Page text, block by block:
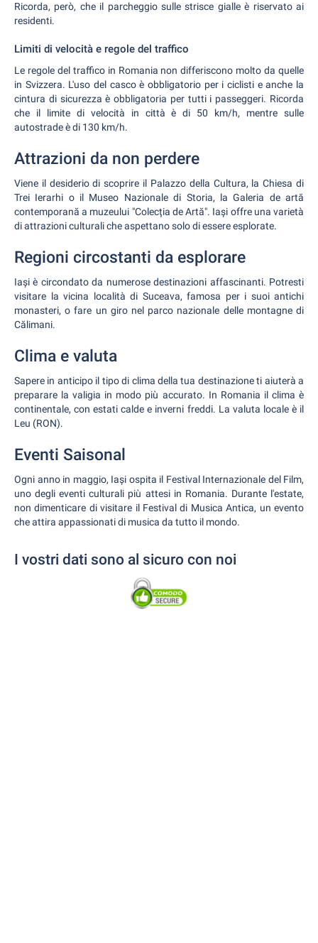
Ricorda, però, che il parcheggio sulle strisce gialle è riservato ai
residenti.
Limiti di velocità e regole del traffico
Le regole del traffico in Romania non differiscono molto da quelle
in Svizzera. L'uso del casco è obbligatorio per i ciclisti e anche la
cintura di sicurezza è obbligatoria per tutti i passeggeri. Ricorda
che il limite di velocità in città è di 50 km/h, mentre sulle
autostrade è di 130 km/h.
Attrazioni da non perdere
Viene il desiderio di scoprire il Palazzo della Cultura, la Chiesa di
Trei Ierarhi o il Museo Nazionale di Storia, la Galeria de artă
contemporană a muzeului "Colecția de Artă". Iași offre una varietà
di attrazioni culturali che aspettano solo di essere esplorate.
Regioni circostanti da esplorare
Iași è circondato da numerose destinazioni affascinanti. Potresti
visitare la vicina località di Suceava, famosa per i suoi antichi
monasteri, o fare un giro nel parco nazionale delle montagne di
Călimani.
Clima e valuta
Sapere in anticipo il tipo di clima della tua destinazione ti aiuterà a
preparare la valigia in modo più accurato. In Romania il clima è
continentale, con estati calde e inverni freddi. La valuta locale è il
Leu (RON).
Eventi Saisonal
Ogni anno in maggio, Iași ospita il Festival Internazionale del Film,
uno degli eventi culturali più attesi in Romania. Durante l'estate,
non dimenticare di visitare il Festival di Musica Antica, un evento
che attira appassionati di musica da tutto il mondo.
I vostri dati sono al sicuro con noi